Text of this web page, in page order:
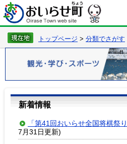
トップページ > 分類でさがす
新着情報
「第41回おいらせ全国将棋祭
7月31日更新)